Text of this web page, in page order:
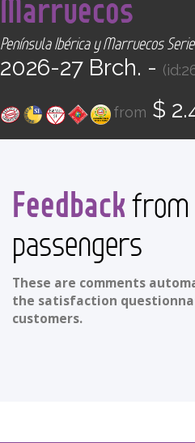
Marruecos
Península Ibérica y Marruecos Serie
2026-27 Brch. -
from $
Feedback
passengers
These are comments
the satisfaction
customers.